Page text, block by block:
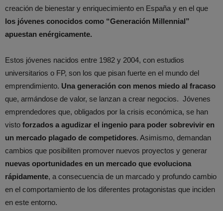
creación de bienestar y enriquecimiento en España y en el que
los jóvenes conocidos como “Generación Millennial”
apuestan enérgicamente.
Estos jóvenes nacidos entre 1982 y 2004, con estudios
universitarios o FP, son los que pisan fuerte en el mundo del
emprendimiento. Una generación con menos miedo al fracaso
que, armándose de valor, se lanzan a crear negocios. Jóvenes
emprendedores que, obligados por la crisis económica, se han
visto forzados a agudizar el ingenio para poder sobrevivir en
un mercado plagado de competidores. Asimismo, demandan
cambios que posibiliten promover nuevos proyectos y generar
nuevas oportunidades en un mercado que evoluciona
rápidamente, a consecuencia de un marcado y profundo cambio
en el comportamiento de los diferentes protagonistas que inciden
en este entorno.